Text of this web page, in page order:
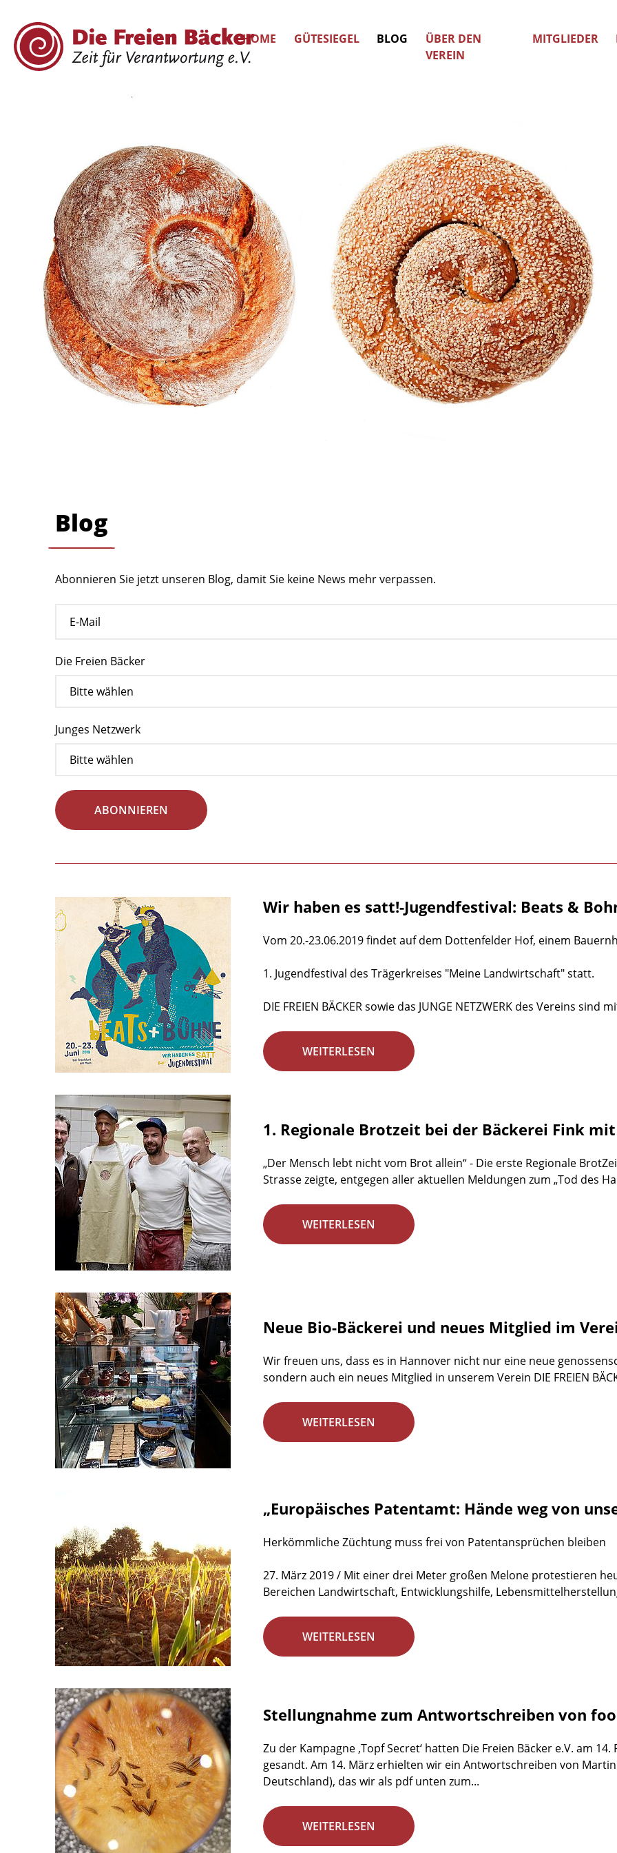
HOME GÜTESIEGEL BLOG
ÜBER DEN
VEREIN
MITGLIEDER
Blog
Abonnieren Sie jetzt unseren Blog, damit Sie keine News mehr verpassen.
Die Freien Bäcker
Junges Netzwerk
ABONNIEREN
Wir haben es satt!-Jugendfestival: Beats &
Vom 20.-23.06.2019 findet auf dem Dottenfelder Hof, einem
1. Jugendfestival des Trägerkreises "Meine Landwirtschaft" statt.
DIE FREIEN BÄCKER sowie das JUNGE NETZWERK des Vereins sind
WEITERLESEN
1. Regionale Brotzeit bei der Bäckerei Fink
„Der Mensch lebt nicht vom Brot allein“ - Die erste Regionale
Strasse zeigte, entgegen aller aktuellen Meldungen zum „Tod des
WEITERLESEN
Neue Bio-Bäckerei und neues Mitglied im
Wir freuen uns, dass es in Hannover nicht nur eine neue
sondern auch ein neues Mitglied in unserem Verein DIE FREIEN
WEITERLESEN
„Europäisches Patentamt: Hände weg von
Herkömmliche Züchtung muss frei von Patentansprüchen bleiben
27. März 2019 / Mit einer drei Meter großen Melone protestieren
Bereichen Landwirtschaft, Entwicklungshilfe,
WEITERLESEN
Stellungnahme zum Antwortschreiben von
Zu der Kampagne ‚Topf Secret‘ hatten Die Freien Bäcker e.V. am
gesandt. Am 14. März erhielten wir ein Antwortschreiben von
Deutschland), das wir als pdf unten zum...
WEITERLESEN